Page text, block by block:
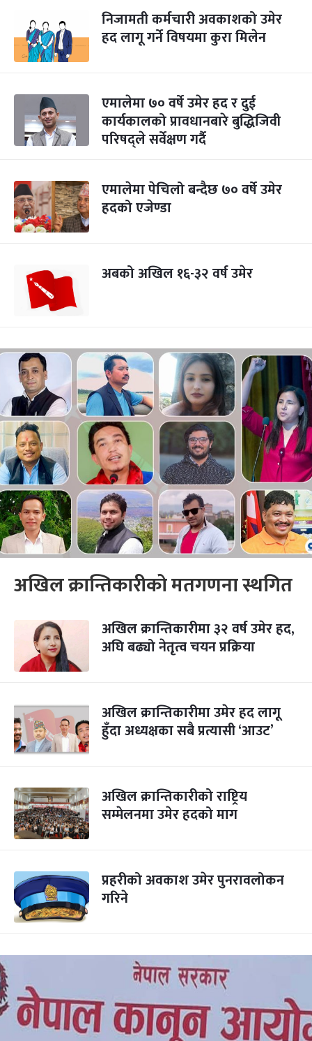
निजामती कर्मचारी अवकाशको उमेर
हद लागू गर्ने विषयमा कुरा मिलेन
एमालेमा ७० वर्षे उमेर हद र दुई
कार्यकालको प्रावधानबारे बुद्धिजिवी
परिषद्‌ले सर्वेक्षण गर्दै
एमालेमा पेचिलो बन्दैछ ७० वर्षे उमेर
हदको एजेण्डा
अबको अखिल १६-३२ वर्ष उमेर
अखिल क्रान्तिकारीको मतगणना स्थगित
अखिल क्रान्तिकारीमा ३२ वर्ष उमेर हद,
अघि बढ्यो नेतृत्व चयन प्रक्रिया
अखिल क्रान्तिकारीमा उमेर हद लागू
हुँदा अध्यक्षका सबै प्रत्यासी ‘आउट’
अखिल क्रान्तिकारीको राष्ट्रिय
सम्मेलनमा उमेर हदको माग
प्रहरीको अवकाश उमेर पुनरावलोकन
गरिने